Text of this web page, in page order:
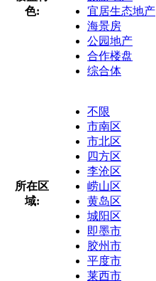
色:
宜居生态地产
海景房
公园地产
合作楼盘
综合体
所在区
域:
不限
市南区
市北区
四方区
李沧区
崂山区
黄岛区
城阳区
即墨市
胶州市
平度市
莱西市